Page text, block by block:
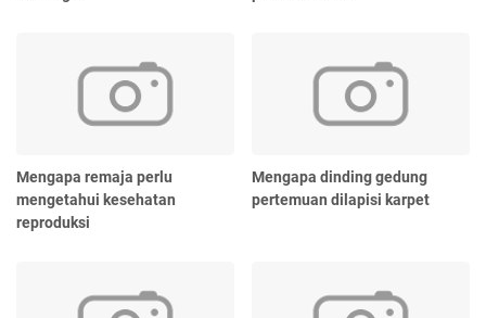
Mengapa remaja perlu
mengetahui kesehatan
reproduksi
Mengapa dinding gedung
pertemuan dilapisi karpet